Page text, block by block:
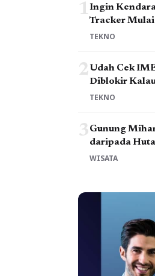
1Ingin
Tracker Mulai
TEKNO
2Udah Cek
Diblokir
TEKNO
3Gunung
daripada
WISATA